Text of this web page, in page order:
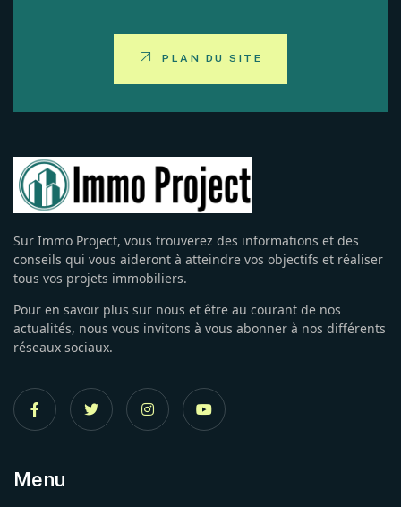
PLAN DU SITE
Sur Immo Project, vous trouverez des informations et des
conseils qui vous aideront à atteindre vos objectifs et réaliser
tous vos projets immobiliers.
Pour en savoir plus sur nous et être au courant de nos
actualités, nous vous invitons à vous abonner à nos différents
réseaux sociaux.
Menu